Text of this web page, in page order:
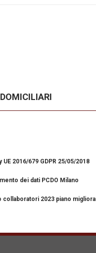
2016/679 GDPR 25/05/2018
dei dati PCDO Milano
collaboratori 2023 piano